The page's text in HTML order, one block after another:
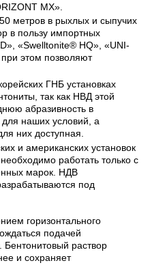
MX».
метров в рыхлых и сыпучих
в пользу импортных
«Swelltonite® HQ», «UNI-
этом позволяют
ГНБ установках
так как НВД этой
абразивность в
наших условий, а
них доступная.
и американских установок
работать только с
марок. НДВ
под
горизонтального
подачей
Бентонитовый раствор
и сохраняет